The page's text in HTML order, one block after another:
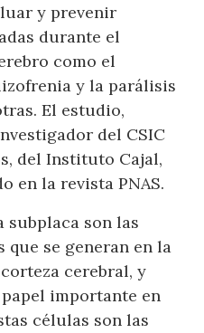
y prevenir
durante el
como el
y la parálisis
El estudio,
del CSIC
del Instituto Cajal,
en la revista PNAS.
subplaca son las
que se generan en la
cerebral, y
importante en
células son las